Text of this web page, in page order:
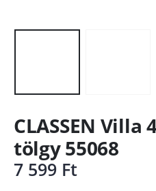
CLASSEN Villa
tölgy 55068
7 599 Ft